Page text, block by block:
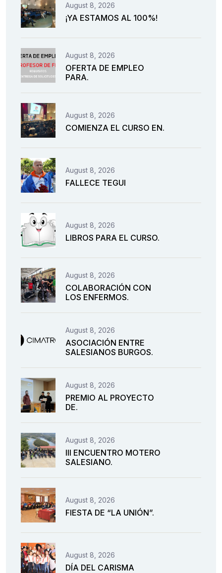
August 8, 2026
¡YA ESTAMOS AL 100%!
August 8, 2026
OFERTA DE EMPLEO
PARA.
August 8, 2026
COMIENZA EL CURSO EN.
August 8, 2026
FALLECE TEGUI
August 8, 2026
LIBROS PARA EL CURSO.
August 8, 2026
COLABORACIÓN CON
LOS ENFERMOS.
August 8, 2026
ASOCIACIÓN ENTRE
SALESIANOS BURGOS.
August 8, 2026
PREMIO AL PROYECTO
DE.
August 8, 2026
III ENCUENTRO MOTERO
SALESIANO.
August 8, 2026
FIESTA DE “LA UNIÓN”.
August 8, 2026
DÍA DEL CARISMA